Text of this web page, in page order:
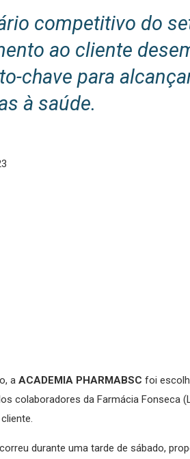
competitivo do
ao cliente
chave para
à saúde.
a ACADEMIA PHARMABSC foi
colaboradores da Farmácia Fonseca
durante uma tarde de sábado,